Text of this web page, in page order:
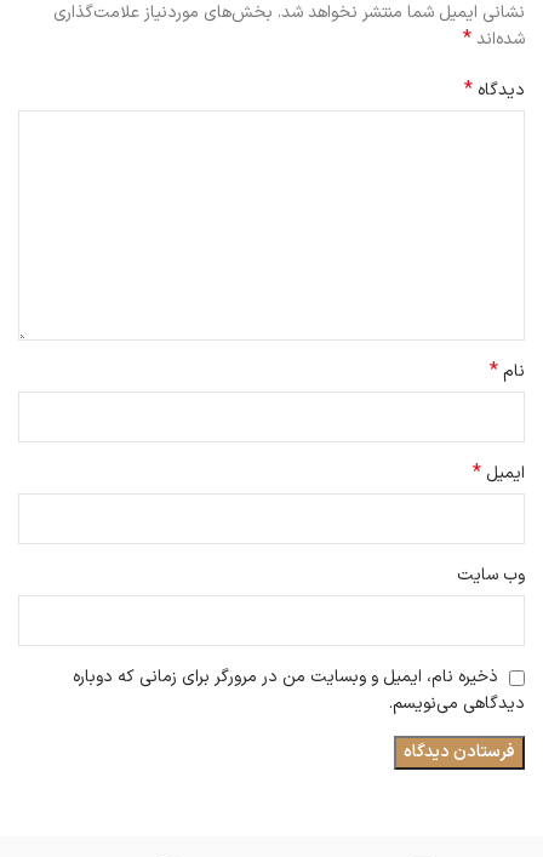
نشانی ایمیل شما منتشر نخواهد شد. بخش‌های موردنیاز علامت‌گذاری
شده‌اند*
دیدگاه *
نام*
ایمیل *
وب‌ سایت
ذخیره نام، ایمیل و وبسایت من در مرورگر برای زمانی که دوباره
دیدگاهی می‌نویسم.